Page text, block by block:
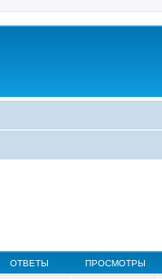
ОТВЕТЫ ПРОСМОТРЫ